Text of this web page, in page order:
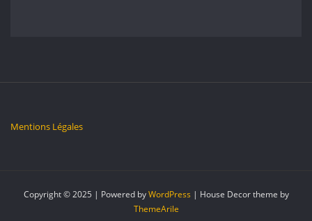
Mentions Légales
Copyright © 2025 | Powered byWordPress | House Decor theme by
ThemeArile